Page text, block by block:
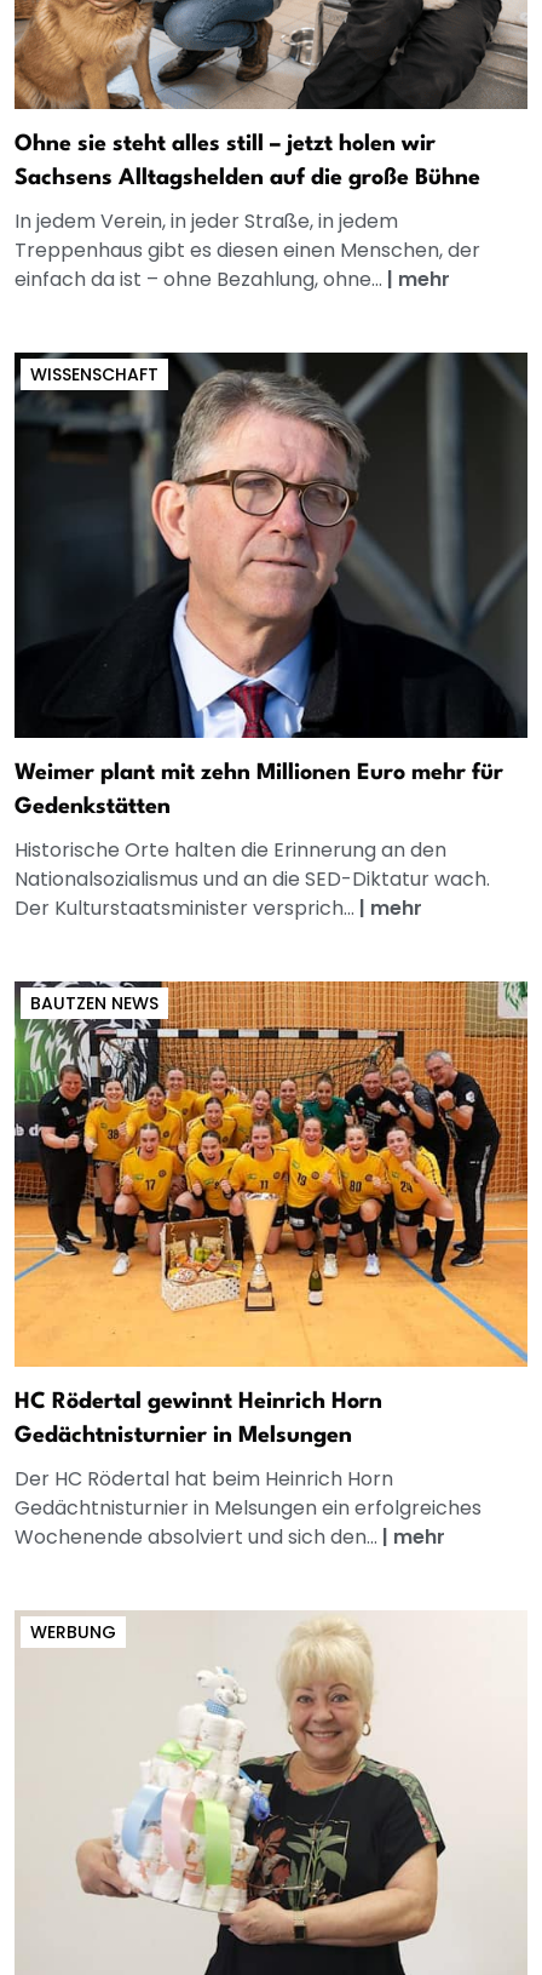
Ohne sie steht alles still – jetzt holen wir
Sachsens Alltagshelden auf die große Bühne
In jedem Verein, in jeder Straße, in jedem
Treppenhaus gibt es diesen einen Menschen, der
einfach da ist – ohne Bezahlung, ohne... | mehr
WISSENSCHAFT
Weimer plant mit zehn Millionen Euro mehr für
Gedenkstätten
Historische Orte halten die Erinnerung an den
Nationalsozialismus und an die SED-Diktatur wach.
Der Kulturstaatsminister versprich... | mehr
BAUTZEN NEWS
HC Rödertal gewinnt Heinrich Horn
Gedächtnisturnier in Melsungen
Der HC Rödertal hat beim Heinrich Horn
Gedächtnisturnier in Melsungen ein erfolgreiches
Wochenende absolviert und sich den... | mehr
WERBUNG